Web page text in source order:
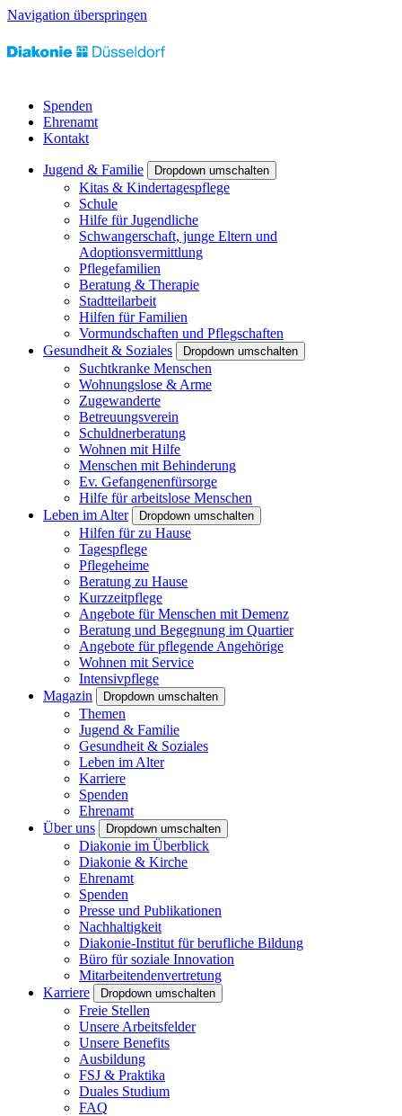
Navigation überspringen
Spenden
Ehrenamt
Kontakt
Jugend & Familie Dropdown umschalten
Kitas & Kindertagespflege
Schule
Hilfe für Jugendliche
Schwangerschaft, junge Eltern und
Adoptionsvermittlung
Pflegefamilien
Beratung & Therapie
Stadtteilarbeit
Hilfen für Familien
Vormundschaften und Pflegschaften
Gesundheit & Soziales
Dropdown umschalten
Suchtkranke Menschen
Wohnungslose & Arme
Zugewanderte
Betreuungsverein
Schuldnerberatung
Wohnen mit Hilfe
Menschen mit Behinderung
Ev. Gefangenenfürsorge
Hilfe für arbeitslose Menschen
Leben im Alter
Dropdown umschalten
Hilfen für zu Hause
Tagespflege
Pflegeheime
Beratung zu Hause
Kurzzeitpflege
Angebote für Menschen mit Demenz
Beratung und Begegnung im Quartier
Angebote für pflegende Angehörige
Wohnen mit Service
Intensivpflege
Magazin
Dropdown umschalten
Themen
Jugend & Familie
Gesundheit & Soziales
Leben im Alter
Karriere
Spenden
Ehrenamt
Über uns
Dropdown umschalten
Diakonie im Überblick
Diakonie & Kirche
Ehrenamt
Spenden
Presse und Publikationen
Nachhaltigkeit
Diakonie-Institut für berufliche Bildung
Büro für soziale Innovation
Mitarbeitendenvertretung
Karriere
Dropdown umschalten
Freie Stellen
Unsere Arbeitsfelder
Unsere Benefits
Ausbildung
FSJ & Praktika
Duales Studium
FAQ